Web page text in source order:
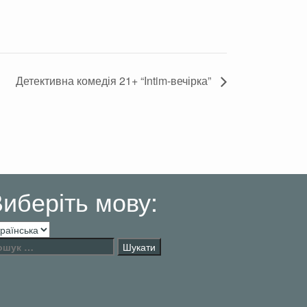
взглядами на жизнь, людям
и т.д.
Детективна комедія 21+ “Intim-вечірка”
мову: